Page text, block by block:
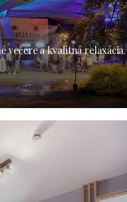
večere a kvalitná relaxácia.